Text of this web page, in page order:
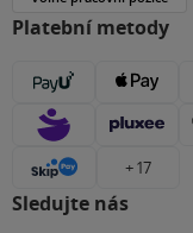
Platební metody
+ 17
Sledujte nás